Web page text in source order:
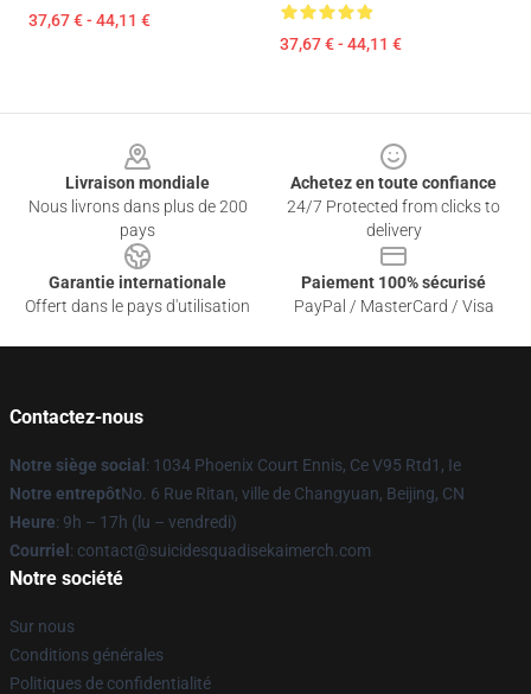
37,67 € - 44,11 €
37,67 € - 44,11 €
Livraison mondiale
Nous livrons dans plus de 200
pays
Achetez en toute confiance
24/7 Protected from clicks to
delivery
Garantie internationale
Offert dans le pays d'utilisation
Paiement 100% sécurisé
PayPal / MasterCard / Visa
Contactez-nous
Notre siège social : 1034 Phoenix Court Ennis, Ce V95 Rtd1, Ie
Notre entrepôtNo. 6 Rue Ritan, ville de Changyuan, Beijing, CN
Heure: 9h – 17h (lu – vendredi)
Courriel : contact@suicidesquadisekaimerch.com
Notre société
Sur nous
Conditions générales
Politiques de confidentialité